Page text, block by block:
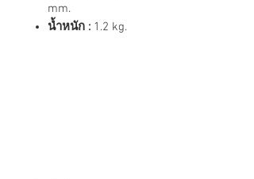
mm.
น้ำหนัก : 1.2 kg.